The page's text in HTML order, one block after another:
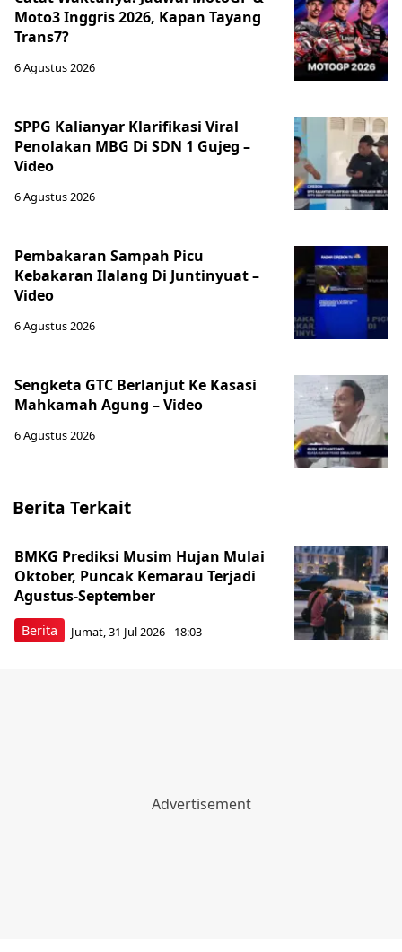
Moto3 Inggris 2026, Kapan Tayang
Trans7?
6 Agustus 2026
SPPG Kalianyar Klarifikasi Viral
Penolakan MBG Di SDN 1 Gujeg –
Video
6 Agustus 2026
Pembakaran Sampah Picu
Kebakaran Ilalang Di Juntinyuat –
Video
6 Agustus 2026
Sengketa GTC Berlanjut Ke Kasasi
Mahkamah Agung – Video
6 Agustus 2026
Berita Terkait
Berita
BMKG Prediksi Musim Hujan Mulai
Oktober, Puncak Kemarau Terjadi
Agustus-September
Jumat, 31 Jul 2026 - 18:03